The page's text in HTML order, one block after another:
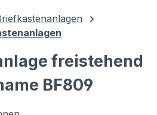
freistehend
BF809